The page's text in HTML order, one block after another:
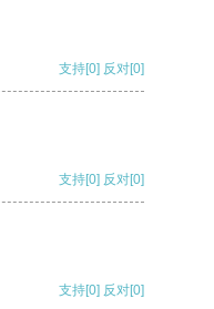
支持[0] 反对[0]
支持[0] 反对[0]
支持[0] 反对[0]